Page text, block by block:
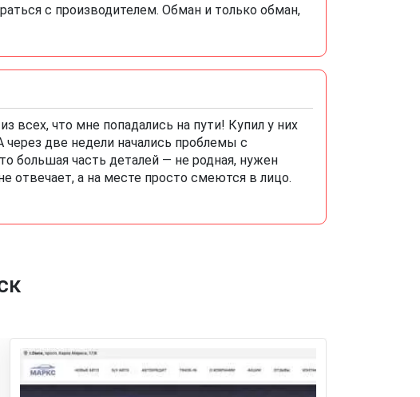
с производителем. Обман и только обман,
всех, что мне попадались на пути! Купил у них
через две недели начались проблемы с
большая часть деталей — не родная, нужен
отвечает, а на месте просто смеются в лицо.